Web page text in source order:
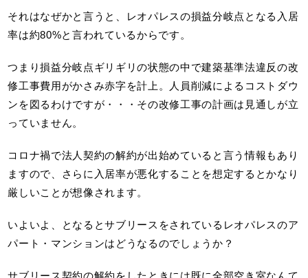
それはなぜかと言うと、レオパレスの損益分岐点となる入居
率は約80%と言われているからです。
つまり損益分岐点ギリギリの状態の中で建築基準法違反の改
修工事費用がかさみ赤字を計上。人員削減によるコストダウ
ンを図るわけですが・・・その改修工事の計画は見通しが立
っていません。
コロナ禍で法人契約の解約が出始めていると言う情報もあり
ますので、さらに入居率が悪化することを想定するとかなり
厳しいことが想像されます。
いよいよ、となるとサブリースをされているレオパレスのア
パート・マンションはどうなるのでしょうか？
サブリース契約の解約をしたときには既に全部空き室なんて